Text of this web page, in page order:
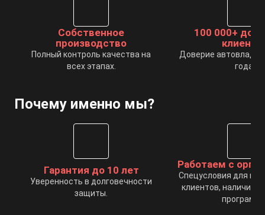
Собственное
производство
Полный контроль качества на
всех этапах.
100 000+
Доверие
года.
Почему именно мы?
Гарантия до 10 лет
Уверенность в долговечности
защиты.
Работаем с
Спецусловия для
клиентов, наличие